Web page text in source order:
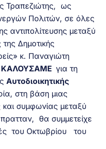
Τραπεζιώτης, ως
Πολιτών, σε όλες
αντιπολίτευσης μεταξύ
Δημοτικής
κ. Παναγιώτη
ΚΑΛΟΥΣΑΜΕ για τη
Αυτοδιοικητικής
στη βάση μιας
συμφωνίας μεταξύ
θα συμμετείχε
του Οκτωβρίου του